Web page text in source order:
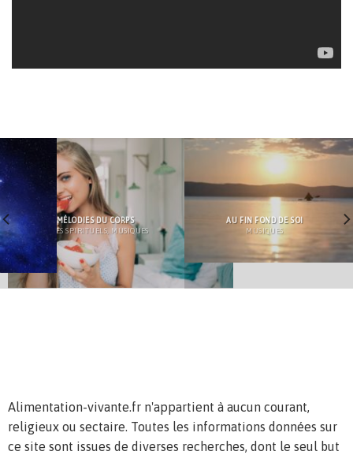
LES MÉLODIES DU CORPS
MESSAGES SPIRITUELS, MUSIQUES
AU FIN FOND DE SOI
MUSIQUES
Alimentation-vivante.fr n'appartient à aucun courant,
religieux ou sectaire. Toutes les informations données sur
ce site sont issues de diverses recherches, dont le seul but